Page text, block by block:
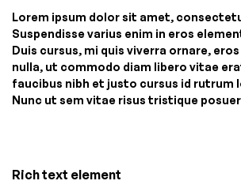
Lorem ipsum dolor sit amet,
Suspendisse varius enim in eros
Duis cursus, mi quis viverra ornare,
nulla, ut commodo diam libero vitae
faucibus nibh et justo cursus id rutrum
Nunc ut sem vitae risus tristique
Rich text element